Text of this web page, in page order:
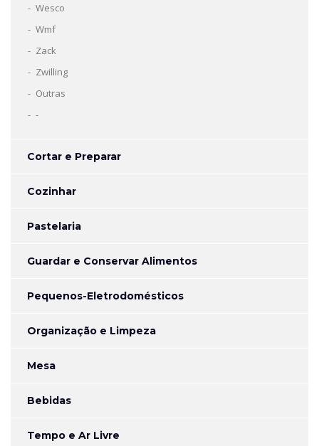
Wesco
Wmf
Zack
Zwilling
Outras
-
Cortar e Preparar
Cozinhar
Pastelaria
Guardar e Conservar Alimentos
Pequenos-Eletrodomésticos
Organização e Limpeza
Mesa
Bebidas
Tempo e Ar Livre